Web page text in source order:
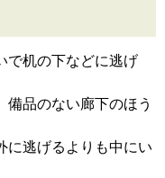
で机の下などに逃げ
備品のない廊下のほう
に逃げるよりも中にい